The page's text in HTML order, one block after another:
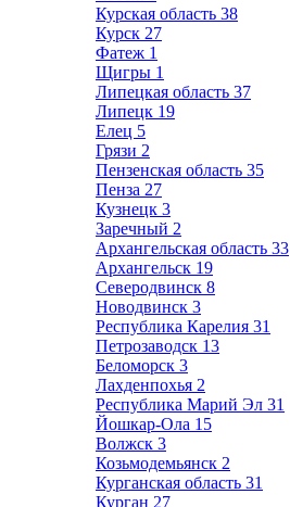
Курская область 38
Курск 27
Фатеж 1
Щигры 1
Липецкая область 37
Липецк 19
Елец 5
Грязи 2
Пензенская область 35
Пенза 27
Кузнецк 3
Заречный 2
Архангельская область 33
Архангельск 19
Северодвинск 8
Новодвинск 3
Республика Карелия 31
Петрозаводск 13
Беломорск 3
Лахденпохья 2
Республика Марий Эл 31
Йошкар-Ола 15
Волжск 3
Козьмодемьянск 2
Курганская область 31
Курган 27